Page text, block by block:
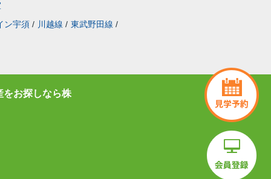
ン宇須 / 川越線 / 東武野田線 /
をお探しなら株